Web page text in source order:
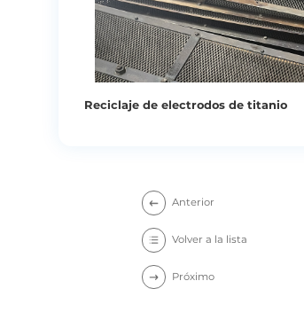
Reciclaje de electrodos de titanio
Anterior
Volver a la lista
Próximo